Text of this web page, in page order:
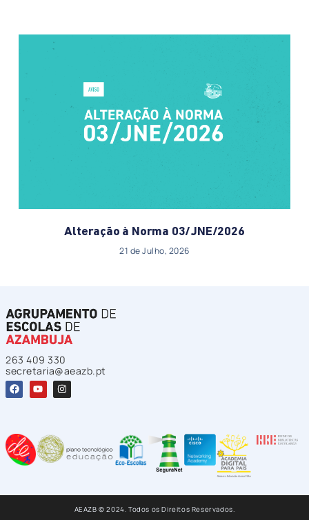
Alteração à Norma 03/JNE/2026
21 de Julho, 2026
263 409 330
secretaria@aeazb.pt
AEAZB © 2024. Todos os Direitos Reservados.